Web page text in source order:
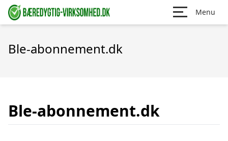
Menu
Ble-abonnement.dk
Ble-abonnement.dk